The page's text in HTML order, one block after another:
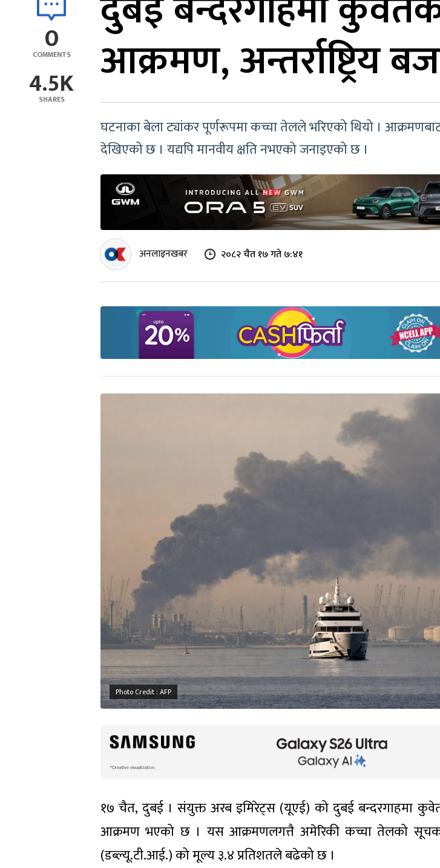
0
COMMENTS
4.5K
SHARES
आक्रमण, अन्तर्राष्ट्रिय
घटनाका बेला ट्यांकर पूर्णरूपमा कच्चा तेलले भरिएको थियो ।
देखिएको छ । यद्यपि मानवीय क्षति नभएको जनाइएको छ ।
अनलाइनखबर २०८२ चैत १७ गते ७:४१
Photo Credit : AFP
१७ चैत, दुबई । संयुक्त अरब इमिरेट्स (यूएई) को दुबई बन्दरगाहमा
आक्रमण भएको छ । यस आक्रमणलगत्तै अमेरिकी कच्चा तेलको सूचक
(डब्ल्यू.टी.आई.) को मूल्य ३.४ प्रतिशतले बढेको छ ।